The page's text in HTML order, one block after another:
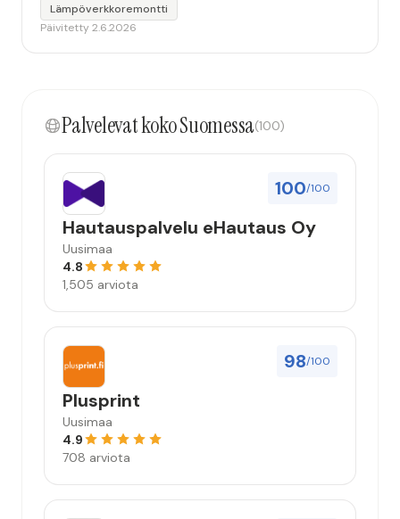
Lämpöverkkoremontti
Päivitetty 2.6.2026
Palvelevat koko Suomessa(100)
100/100
Hautauspalvelu eHautaus Oy
Uusimaa
4.8
1,505 arviota
98/100
Plusprint
Uusimaa
4.9
708 arviota